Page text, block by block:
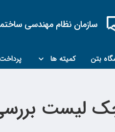
سازمان نظام مهندسی
بتن کمیته ها